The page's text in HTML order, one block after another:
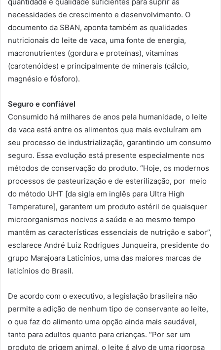
necessidades de crescimento e desenvolvimento. O
documento da SBAN, aponta também as qualidades
nutricionais do leite de vaca, uma fonte de energia,
macronutrientes (gordura e proteínas), vitaminas
(carotenóides) e principalmente de minerais (cálcio,
magnésio e fósforo).
Seguro e confiável
Consumido há milhares de anos pela humanidade, o leite
de vaca está entre os alimentos que mais evoluíram em
seu processo de industrialização, garantindo um consumo
seguro. Essa evolução está presente especialmente nos
métodos de conservação do produto. “Hoje, os modernos
processos de pasteurização e de esterilização, por meio
do método UHT [da sigla em inglês para Ultra High
Temperature], garantem um produto estéril de quaisquer
microorganismos nocivos a saúde e ao mesmo tempo
mantêm as características essenciais de nutrição e sabor”,
esclarece André Luiz Rodrigues Junqueira, presidente do
grupo Marajoara Laticínios, uma das maiores marcas de
laticínios do Brasil.
De acordo com o executivo, a legislação brasileira não
permite a adição de nenhum tipo de conservante ao leite,
o que faz do alimento uma opção ainda mais saudável,
tanto para adultos quanto para crianças. “Por ser um
produto de origem animal, o leite é alvo de uma rigorosa